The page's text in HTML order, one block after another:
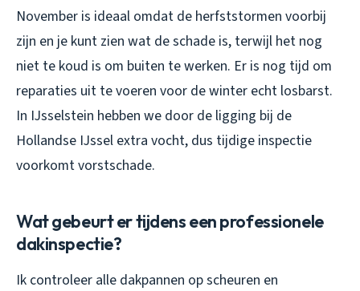
November is ideaal omdat de herfststormen voorbij
zijn en je kunt zien wat de schade is, terwijl het nog
niet te koud is om buiten te werken. Er is nog tijd om
reparaties uit te voeren voor de winter echt losbarst.
In IJsselstein hebben we door de ligging bij de
Hollandse IJssel extra vocht, dus tijdige inspectie
voorkomt vorstschade.
Wat gebeurt er tijdens een professionele
dakinspectie?
Ik controleer alle dakpannen op scheuren en